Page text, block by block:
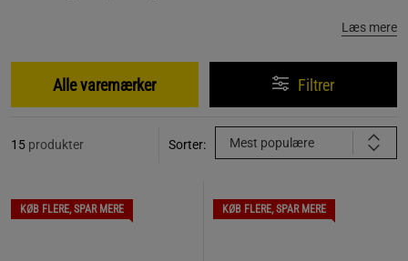
Læs mere
Alle varemærker Filtrer
15 produkter Sorter: Mest populære
KØB FLERE, SPAR MERE KØB FLERE, SPAR MERE